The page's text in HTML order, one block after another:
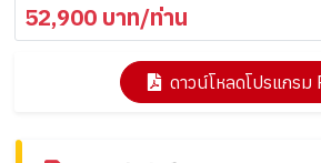
52,900 บาท/ท่าน
ดาวน์โหลดโปรแกรม